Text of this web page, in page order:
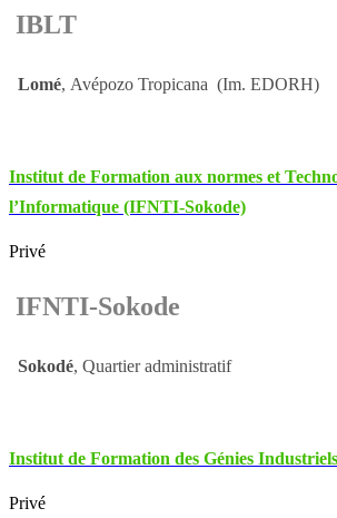
IBLT
Lomé, Avépozo Tropicana (Im. EDORH)
Institut de Formation aux normes et
l’Informatique (IFNTI-Sokode)
Privé
IFNTI-Sokode
Sokodé, Quartier administratif
Institut de Formation des Génies
Privé